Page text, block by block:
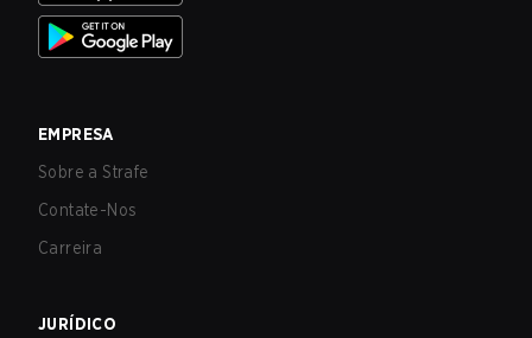
EMPRESA
Sobre a Strafe
Contate-Nos
Carreira
JURÍDICO